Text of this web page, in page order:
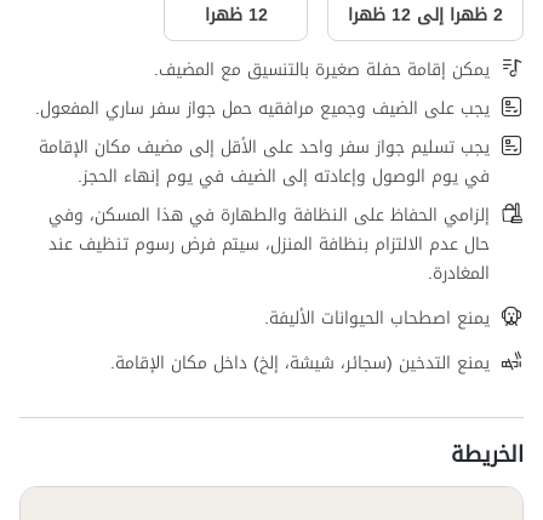
2 ظهرا إلى 12 ظهرا
12 ظهرا
يمكن إقامة حفلة صغيرة بالتنسيق مع المضيف.
يجب على الضيف وجميع مرافقيه حمل جواز سفر ساري المفعول.
يجب تسليم جواز سفر واحد على الأقل إلى مضيف مكان الإقامة
في يوم الوصول وإعادته إلى الضيف في يوم إنهاء الحجز.
إلزامي الحفاظ على النظافة والطهارة في هذا المسكن، وفي
حال عدم الالتزام بنظافة المنزل، سيتم فرض رسوم تنظيف عند
المغادرة.
يمنع اصطحاب الحيوانات الأليفة.
يمنع التدخين (سجائر، شيشة، إلخ) داخل مكان الإقامة.
الخريطة